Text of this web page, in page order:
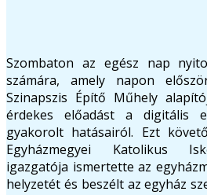
Szombaton az egész nap
számára, amely napon
Szinapszis Építő Műhely
érdekes előadást a digitális
gyakorolt hatásairól. Ezt
Egyházmegyei Katolikus
igazgatója ismertette az
helyzetét és beszélt az egyház